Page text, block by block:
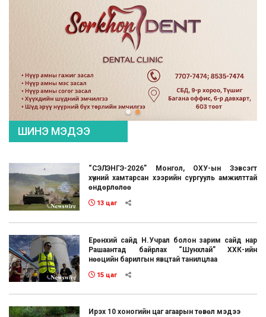
ШИНЭ МЭДЭЭ
“СЭЛЭНГЭ-2026” Монгол, ОХУ-ын Зэвсэгт
хүчний хамтарсан хээрийн сургууль амжилттай
өндөрлөлөө
13 цаг
Ерөнхий сайд Н.Учрал болон зарим сайд нар
Рашаантад байрлах “Шунхлай” ХХК-ийн
нөөцийн барилгын явцтай танилцлаа
15 цаг
Ирэх 10 хоногийн цаг агаарын төвөл мэдээ